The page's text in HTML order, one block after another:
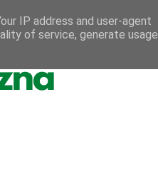
IP address and user-agent
of service, generate usage